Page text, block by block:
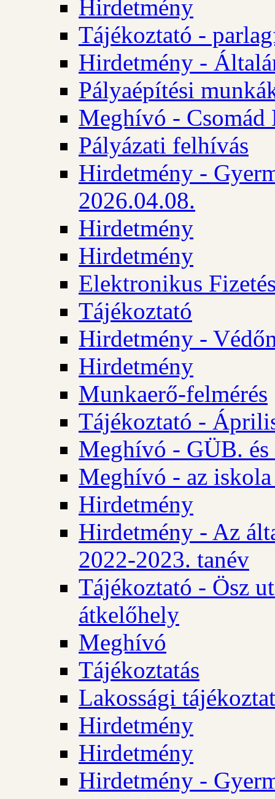
Hirdetmény
Tájékoztató -
Hirdetmény -
Pályaépítési
Meghívó - Csomád
Pályázati felhívás
Hirdetmény -
2026.04.08.
Hirdetmény
Hirdetmény
Elektronikus
Tájékoztató
Hirdetmény -
Hirdetmény
Munkaerő-felmérés
Tájékoztató -
Meghívó - GÜB.
Meghívó - az iskola
Hirdetmény
Hirdetmény - Az
2022-2023. tanév
Tájékoztató - Ösz
átkelőhely
Meghívó
Tájékoztatás
Lakossági
Hirdetmény
Hirdetmény
Hirdetmény -